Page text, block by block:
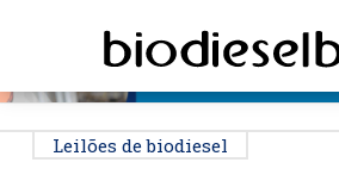
Leilões de biodiesel